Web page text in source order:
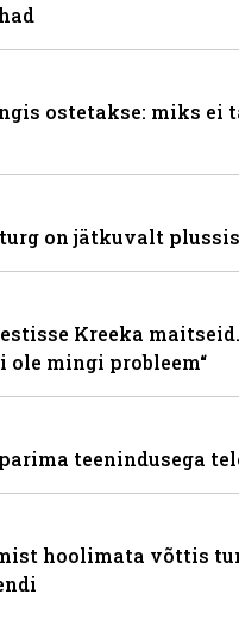
ostetakse: miks ei
on jätkuvalt plussis
Kreeka maitseid.
mingi probleem“
teenindusega
hoolimata võttis